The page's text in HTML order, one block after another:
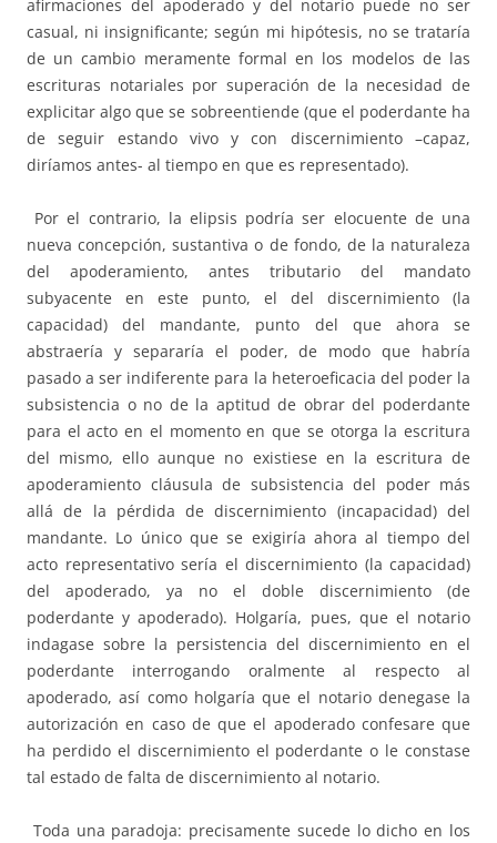
afirmaciones del apoderado y del notario puede no ser
casual, ni insignificante; según mi hipótesis, no se trataría
de un cambio meramente formal en los modelos de las
escrituras notariales por superación de la necesidad de
explicitar algo que se sobreentiende (que el poderdante ha
de seguir estando vivo y con discernimiento –capaz,
diríamos antes- al tiempo en que es representado).
Por el contrario, la elipsis podría ser elocuente de una
nueva concepción, sustantiva o de fondo, de la naturaleza
del apoderamiento, antes tributario del mandato
subyacente en este punto, el del discernimiento (la
capacidad) del mandante, punto del que ahora se
abstraería y separaría el poder, de modo que habría
pasado a ser indiferente para la heteroeficacia del poder la
subsistencia o no de la aptitud de obrar del poderdante
para el acto en el momento en que se otorga la escritura
del mismo, ello aunque no existiese en la escritura de
apoderamiento cláusula de subsistencia del poder más
allá de la pérdida de discernimiento (incapacidad) del
mandante. Lo único que se exigiría ahora al tiempo del
acto representativo sería el discernimiento (la capacidad)
del apoderado, ya no el doble discernimiento (de
poderdante y apoderado). Holgaría, pues, que el notario
indagase sobre la persistencia del discernimiento en el
poderdante interrogando oralmente al respecto al
apoderado, así como holgaría que el notario denegase la
autorización en caso de que el apoderado confesare que
ha perdido el discernimiento el poderdante o le constase
tal estado de falta de discernimiento al notario.
Toda una paradoja: precisamente sucede lo dicho en los